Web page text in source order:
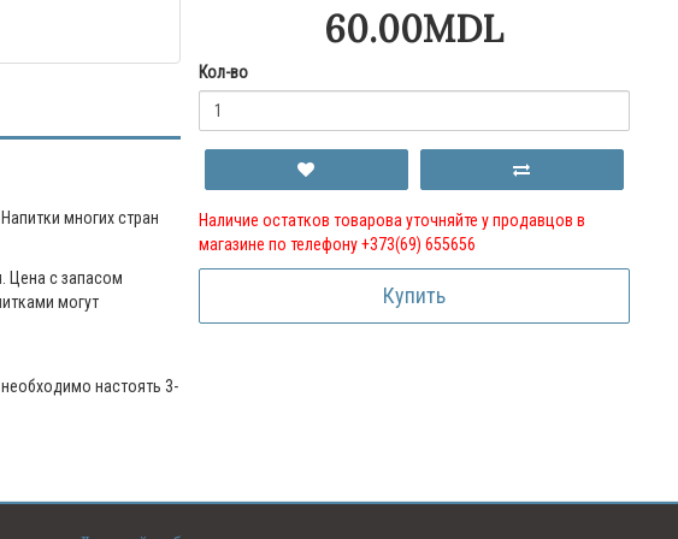
многих стран
Цена с запасом
могут
настоять 3-
60.00MDL
Кол-во
Наличие остатков товарова уточняйте у продавцов в
магазине по телефону +373(69) 655656
Купить